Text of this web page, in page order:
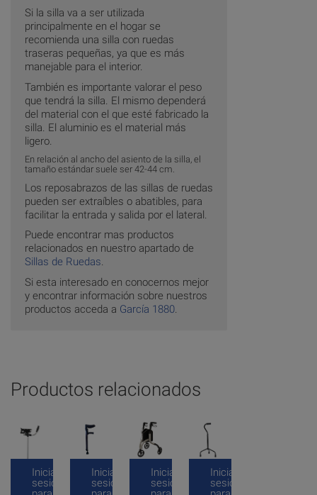
Si la silla va a ser utilizada
principalmente en el hogar se
recomienda una silla con ruedas
traseras pequeñas, ya que es más
manejable para el interior.
También es importante valorar el peso
que tendrá la silla. El mismo dependerá
del material con el que esté fabricado la
silla. El aluminio es el material más
ligero.
En relación al ancho del asiento de la silla, el
tamaño estándar suele ser 42-44 cm.
Los reposabrazos de las sillas de ruedas
pueden ser extraíbles o abatibles, para
facilitar la entrada y salida por el lateral.
Puede encontrar mas productos
relacionados en nuestro apartado de
Sillas de Ruedas.
Si esta interesado en conocernos mejor
y encontrar información sobre nuestros
productos acceda a García 1880
Productos relacionados
Inicia
sesión
Inicia
sesión
Inicia
sesión
Inicia
sesión